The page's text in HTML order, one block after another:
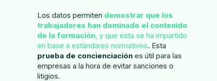
Los datos permiten demostrar que los
trabajadores han dominado el contenido
de la formación , y que esta se ha impartido
en base a estándares normativos. Esta
prueba de concienciación es útil para las
empresas a la hora de evitar sanciones o
litigios.